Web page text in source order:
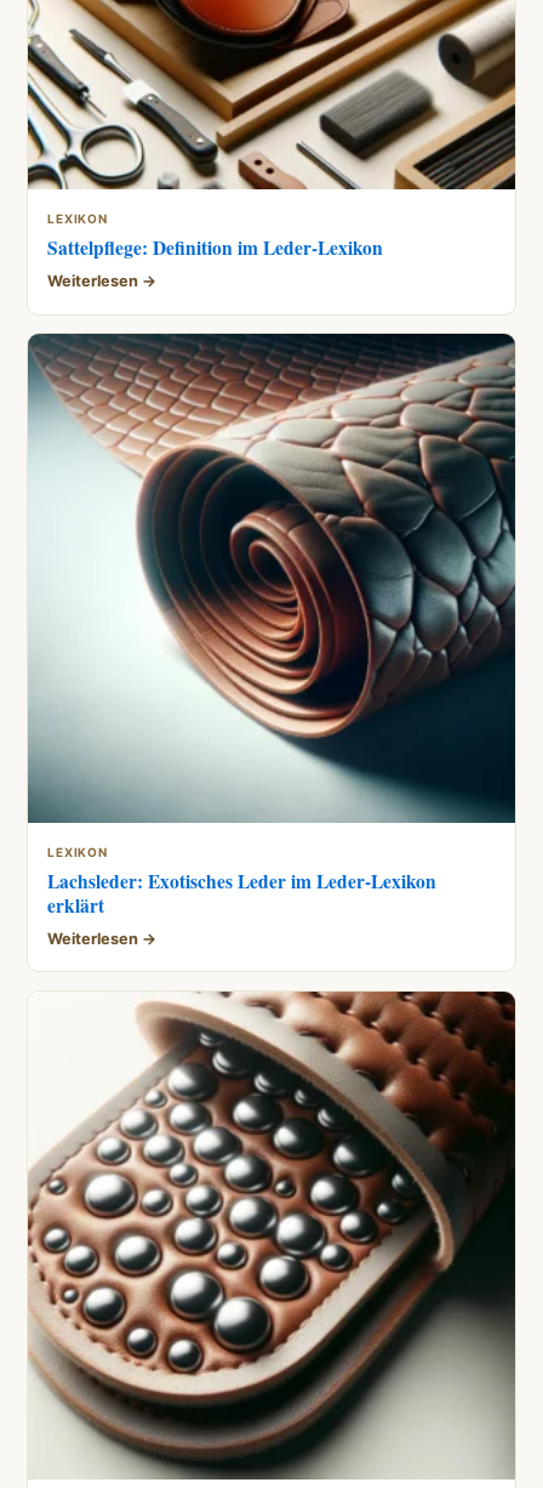
LEXIKON
Sattelpflege: Definition im Leder-Lexikon
Weiterlesen →
LEXIKON
Lachsleder: Exotisches Leder im Leder-Lexikon
erklärt
Weiterlesen →